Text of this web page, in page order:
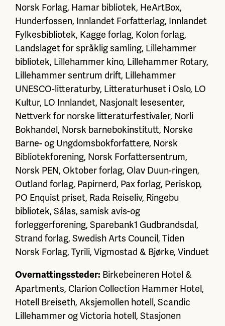
Norsk Forlag, Hamar bibliotek, HeArtBox,
Hunderfossen, Innlandet Forfatterlag, Innlandet
Fylkesbibliotek, Kagge forlag, Kolon forlag,
Landslaget for språklig samling, Lillehammer
bibliotek, Lillehammer kino, Lillehammer Rotary,
Lillehammer sentrum drift, Lillehammer
UNESCO-litteraturby, Litteraturhuset i Oslo, LO
Kultur, LO Innlandet, Nasjonalt lesesenter,
Nettverk for norske litteraturfestivaler, Norli
Bokhandel, Norsk barnebokinstitutt, Norske
Barne- og Ungdomsbokforfattere, Norsk
Bibliotekforening, Norsk Forfattersentrum,
Norsk PEN, Oktober forlag, Olav Duun-ringen,
Outland forlag, Papirnerd, Pax forlag, Periskop,
PO Enquist priset, Rada Reiseliv, Ringebu
bibliotek, Sálas, samisk avis-og
forleggerforening, Sparebank1 Gudbrandsdal,
Strand forlag, Swedish Arts Council, Tiden
Norsk Forlag, Tyrili, Vigmostad & Bjørke, Vinduet
Overnattingssteder: Birkebeineren Hotel &
Apartments, Clarion Collection Hammer Hotel,
Hotell Breiseth, Aksjemollen hotell, Scandic
Lillehammer og Victoria hotell, Stasjonen